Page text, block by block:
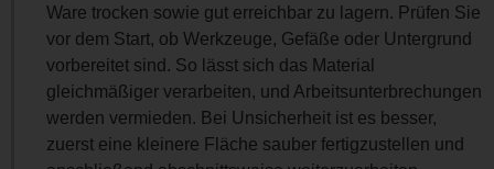
Ware trocken sowie gut erreichbar zu lagern. Prüfen Sie
vor dem Start, ob Werkzeuge, Gefäße oder Untergrund
vorbereitet sind. So lässt sich das Material
gleichmäßiger verarbeiten, und Arbeitsunterbrechungen
werden vermieden. Bei Unsicherheit ist es besser,
zuerst eine kleinere Fläche sauber fertigzustellen und